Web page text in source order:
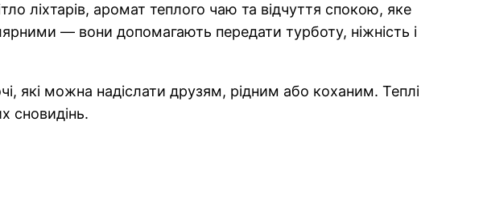
ліхтарів, аромат теплого чаю та відчуття спокою, яке
— вони допомагають передати турботу, ніжність і
які можна надіслати друзям, рідним або коханим. Теплі
сновидінь.